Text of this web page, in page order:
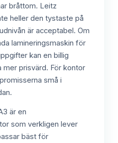
bråttom. Leitz
heller den tystaste på
är acceptabel. Om
lamineringsmaskin för
kan en billig
mer prisvärd. För kontor
små i
är en
som verkligen lever
bäst för